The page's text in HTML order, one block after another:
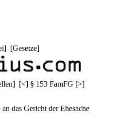
] [Gesetze]
] [<] § 153 FamFG [>]
das Gericht der Ehesache